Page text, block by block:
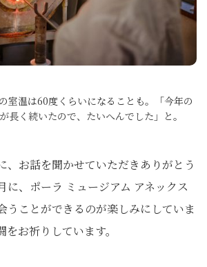
室温は60度くらいになることも。「今年の
長く続いたので、たいへんでした」と。
、お話を聞かせていただきありがとう
に、ポーラ ミュージアム アネックス
うことができるのが楽しみにしていま
お祈りしています。